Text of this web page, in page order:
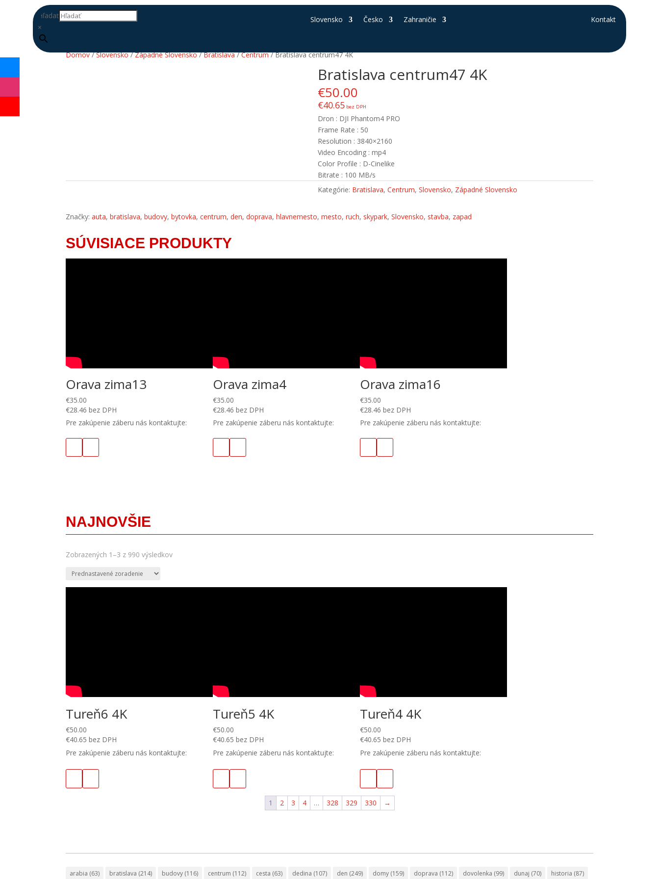
Hľadať
×
Slovensko Česko Zahraničie Kontakt
Domov/Slovensko/Západné Slovensko/Bratislava/Centrum/ Bratislava centrum47 4K
Bratislava centrum47 4K
€50.00
€40.65 bez DPH
Dron : DJI Phantom4 PRO
Frame Rate : 50
Resolution : 3840×2160
Video Encoding : mp4
Color Profile : D-Cinelike
Bitrate : 100 MB/s
Kategórie: Bratislava,Centrum,Slovensko, Západné Slovensko
Značky:auta,bratislava,budovy,bytovka,centrum,den,doprava,hlavnemesto,mesto,ruch, skypark,Slovensko, stavba, zapad
SÚVISIACE PRODUKTY
Orava zima13
€35.00
€28.46 bez DPH
Pre zakúpenie záberu nás kontaktujte:
Orava zima4
€35.00
€28.46 bez DPH
Pre zakúpenie záberu nás kontaktujte:
Orava zima16
€35.00
€28.46 bez DPH
Pre zakúpenie záberu nás kontaktujte:
NAJNOVŠIE
Zobrazených 1–3 z 990 výsledkov
Tureň6 4K
€50.00
€40.65 bez DPH
Pre zakúpenie záberu nás kontaktujte:
Tureň5 4K
€50.00
€40.65 bez DPH
Pre zakúpenie záberu nás kontaktujte:
Tureň4 4K
€50.00
€40.65 bez DPH
Pre zakúpenie záberu nás kontaktujte:
1 2 3 4 … 328 329 330 →
arabia (63) bratislava (214) budovy (116) centrum (112) cesta (63) dedina (107) den (249) domy (159) doprava (112) dovolenka (99) dunaj (70) historia (87)